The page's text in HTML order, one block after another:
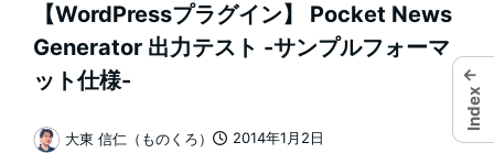
【WordPressプラグイン】 Pocket News
Generator 出力テスト -サンプルフォーマ
ット仕様-
2014年1月2日
著
大東 信仁（ものくろ）
←
Index